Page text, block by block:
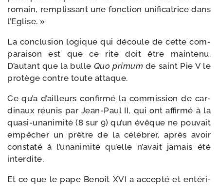
romain, rem­plis­sant une fonc­tion uni­fi­ca­trice dans
l’Eglise. »
La conclu­sion logique qui découle de cette com­
pa­rai­son est que ce rite doit être main­te­nu.
D’autant que la bulle Quo pri­mum de saint Pie V le
pro­tège contre toute attaque.
Ce qu’a d’ailleurs confir­mé la com­mis­sion de car­
di­naux réunis par Jean-​Paul II, qui ont affir­mé à la
quasi-​unanimité (8 sur 9) qu’un évêque ne pou­vait
empê­cher un prêtre de la célé­brer, après avoir
consta­té à l’unanimité qu’elle n’avait jamais été
interdite.
Et ce que le pape Benoît XVI a accep­té et enté­ri­